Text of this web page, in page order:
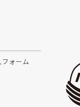
ォーム